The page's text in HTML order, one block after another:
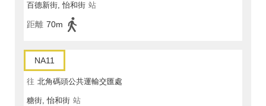
百德新街, 怡和街 站
距離 70m
NA11
往 北角碼頭公共運輸交匯處
糖街, 怡和街 站